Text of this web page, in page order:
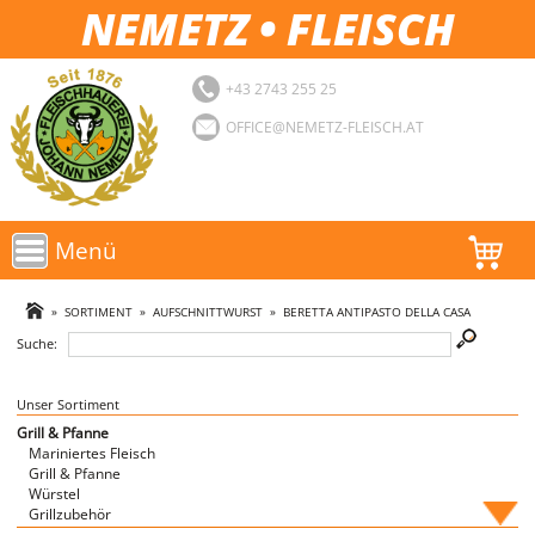
NEMETZ • FLEISCH
+43 2743 255 25
OFFICE@NEMETZ-FLEISCH.AT
Menü
AKTIONEN
SORTIMENT
LOGIN
FAVORITEN
» SORTIMENT» AUFSCHNITTWURST» BERETTA ANTIPASTO DELLA CASA
Suche:
Unser Sortiment
Grill & Pfanne
Mariniertes Fleisch
Grill & Pfanne
Würstel
Grillzubehör